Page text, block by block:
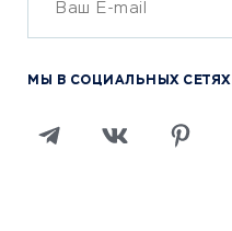
SERM
МЫ В СОЦИАЛЬНЫХ СЕТЯХ